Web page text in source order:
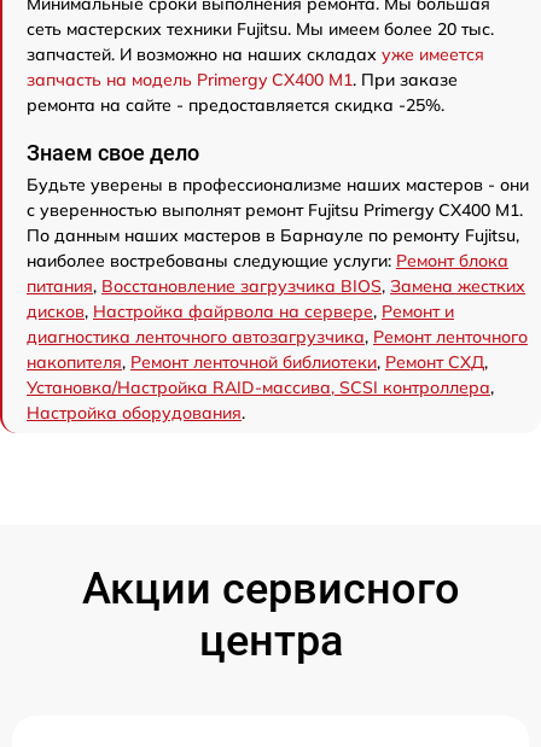
сеть мастерских техники Fujitsu. Мы имеем более 20 тыс.
запчастей. И возможно на наших складах уже имеется
запчасть на модель Primergy CX400 M1. При заказе
ремонта на сайте - предоставляется скидка -25%.
Знаем свое дело
Будьте уверены в профессионализме наших мастеров - они
с уверенностью выполнят ремонт Fujitsu Primergy CX400 M1.
По данным наших мастеров в Барнауле по ремонту Fujitsu,
наиболее востребованы следующие услуги: Ремонт блока
питания, Восстановление загрузчика BIOS, Замена жестких
дисков, Настройка файрвола на сервере, Ремонт и
диагностика ленточного автозагрузчика, Ремонт ленточного
накопителя, Ремонт ленточной библиотеки, Ремонт СХД,
Установка/Настройка RAID-массива, SCSI контроллера,
Настройка оборудования.
Акции сервисного
центра